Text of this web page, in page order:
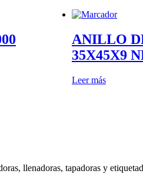
ANILLO
35X45X9
Leer más
llenadoras, tapadoras y